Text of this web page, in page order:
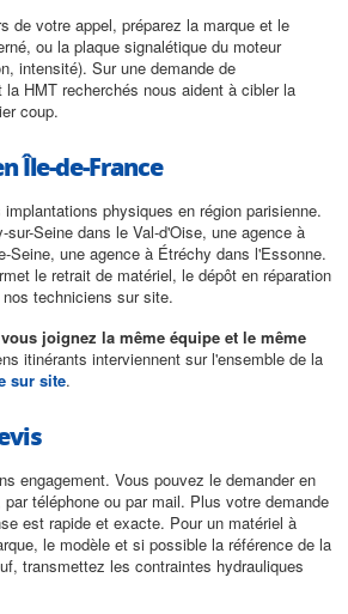
de votre appel, préparez la marque et le
ou la plaque signalétique du moteur
intensité). Sur une demande de
HMT recherchés nous aident à cibler la
coup.
Île-de-France
physiques en région parisienne.
Seine dans le Val-d'Oise, une agence à
Seine, une agence à Étréchy dans l'Essonne.
le retrait de matériel, le dépôt en réparation
techniciens sur site.
vous joignez la même équipe et le même
itinérants interviennent sur l'ensemble de la
sur site.
engagement. Vous pouvez le demander en
téléphone ou par mail. Plus votre demande
est rapide et exacte. Pour un matériel à
le modèle et si possible la référence de la
transmettez les contraintes hydrauliques